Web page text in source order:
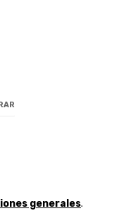
generales.